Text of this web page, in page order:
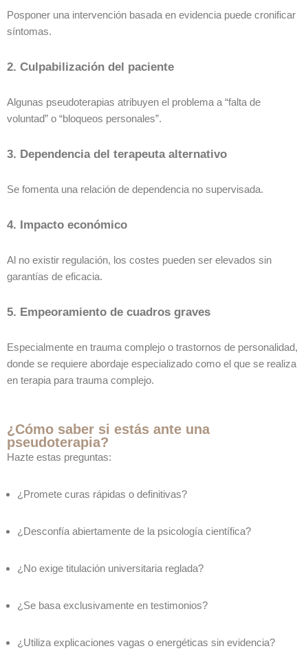
Posponer una intervención basada en evidencia puede cronificar
síntomas.
2. Culpabilización del paciente
Algunas pseudoterapias atribuyen el problema a “falta de
voluntad” o “bloqueos personales”.
3. Dependencia del terapeuta alternativo
Se fomenta una relación de dependencia no supervisada.
4. Impacto económico
Al no existir regulación, los costes pueden ser elevados sin
garantías de eficacia.
5. Empeoramiento de cuadros graves
Especialmente en trauma complejo o trastornos de personalidad,
donde se requiere abordaje especializado como el que se realiza
en terapia para trauma complejo.
¿Cómo saber si estás ante una
pseudoterapia?
Hazte estas preguntas:
¿Promete curas rápidas o definitivas?
¿Desconfía abiertamente de la psicología científica?
¿No exige titulación universitaria reglada?
¿Se basa exclusivamente en testimonios?
¿Utiliza explicaciones vagas o energéticas sin evidencia?